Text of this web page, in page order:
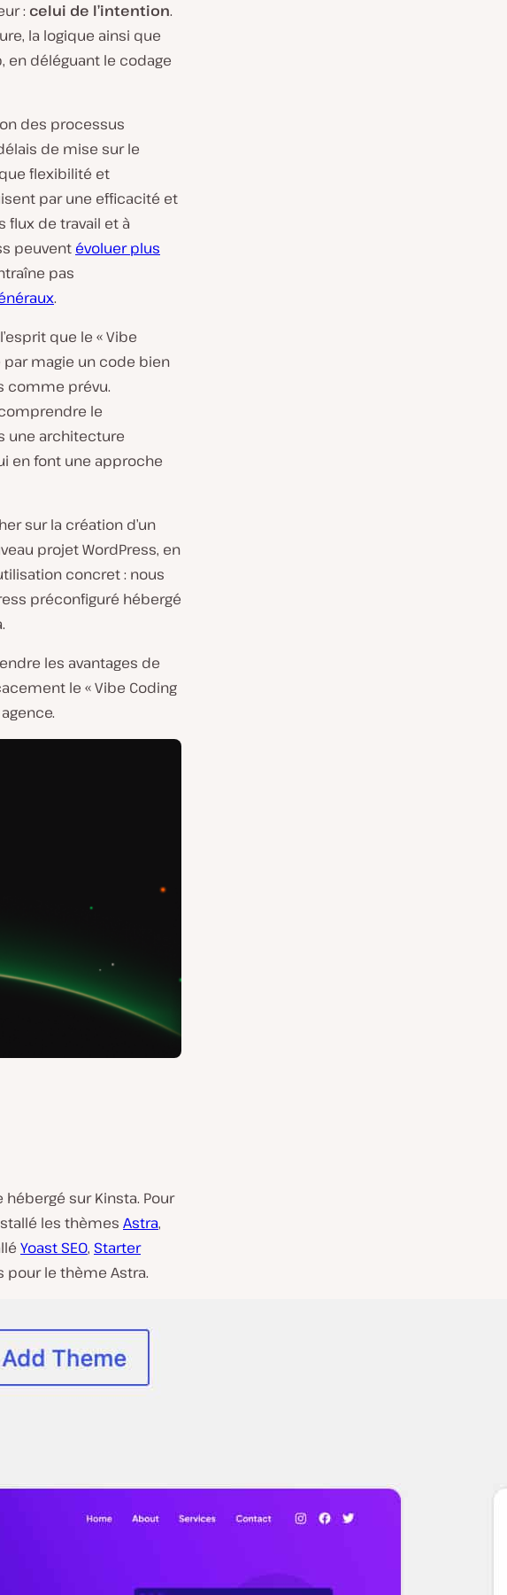
: celui de l’intention.
la logique ainsi que
en déléguant le codage
des processus
de mise sur le
flexibilité et
par une efficacité et
flux de travail et à
peuvent évoluer plus
pas
.
que le « Vibe
par magie un code bien
comme prévu.
le
une architecture
en font une approche
sur la création d’un
projet WordPress, en
concret : nous
préconfiguré hébergé
les avantages de
le « Vibe Coding
hébergé sur Kinsta. Pour
les thèmes Astra,
Yoast SEO, Starter
pour le thème Astra.